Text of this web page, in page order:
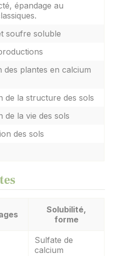
épandage au
soufre soluble
des plantes en calcium
de la structure des sols
de la vie des sols
des sols
Solubilité,
forme
Sulfate de
calcium